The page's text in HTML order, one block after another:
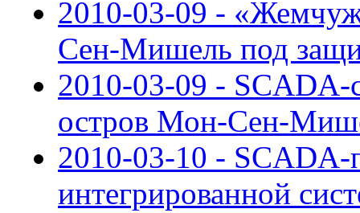
2010-03-09 -
Сен-Мишель под
2010-03-09 - SCADA-
остров Мон-Сен-
2010-03-10 - SCADA-
интегрированной